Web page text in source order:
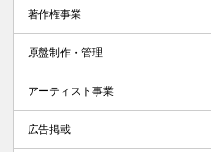
著作権事業
原盤制作・管理
アーティスト事業
広告掲載